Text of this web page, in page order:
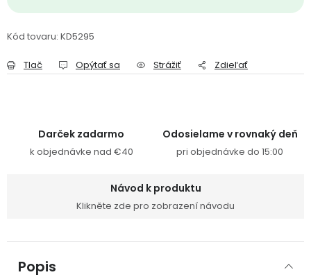
Kód tovaru: KD5295
Tlač Opýtať sa Strážiť Zdieľať
Darček zadarmo
k objednávke nad €40
Odosielame v rovnaký deň
pri objednávke do 15:00
Návod k produktu
Klikněte zde pro zobrazení návodu
Popis